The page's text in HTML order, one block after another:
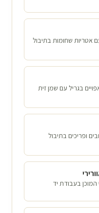
אטריות שחומות בתיבול
בגריל עם שמן זית
ופריכים בתיבול
בעבודת יד